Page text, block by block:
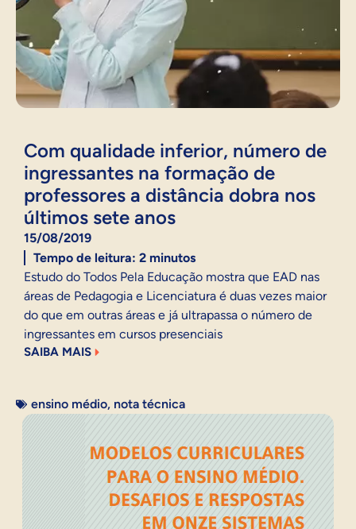
Com qualidade inferior, número de
ingressantes na formação de
professores a distância dobra nos
últimos sete anos
15/08/2019
Tempo de leitura: 2 minutos
Estudo do Todos Pela Educação mostra que EAD nas
áreas de Pedagogia e Licenciatura é duas vezes maior
do que em outras áreas e já ultrapassa o número de
ingressantes em cursos presenciais
SAIBA MAIS
ensino médio, nota técnica